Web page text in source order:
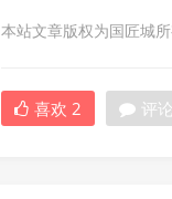
本站文章版权为国匠城
喜欢 2 评